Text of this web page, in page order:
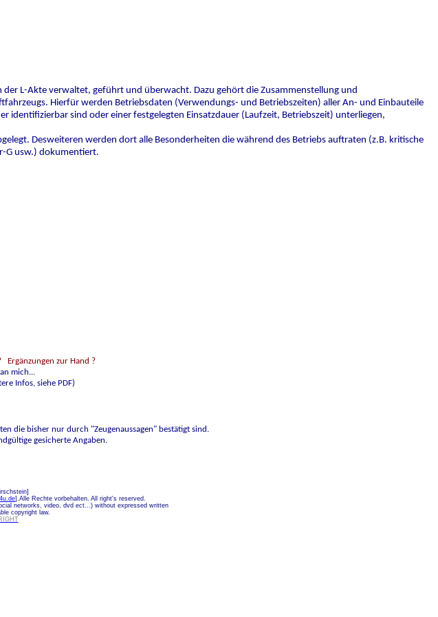
der L-Akte verwaltet, geführt und überwacht. Dazu gehört die Zusammenstellung und
Hierfür werden Betriebsdaten (Verwendungs- und Betriebszeiten) aller An- und Einbauteile
identifizierbar sind oder einer festgelegten Einsatzdauer (Laufzeit, Betriebszeit) unterliegen,
Desweiteren werden dort alle Besonderheiten die während des Betriebs auftraten (z.B. kritische
G usw.) dokumentiert.
Ergänzungen zur Hand ?
mich...
Infos, siehe PDF)
die bisher nur durch "Zeugenaussagen" bestätigt sind.
gesicherte Angaben.